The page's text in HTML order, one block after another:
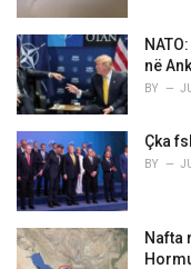
në
BY
Çka
BY
Nafta